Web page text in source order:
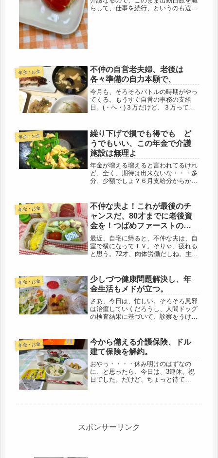
らして、仕事を続行、というのも選択
年金・お金
不仲の自営老夫婦、老後は
各々準備の自力本願で、
今月も、そろそろバトルの時期がやっ
てくる。もうすぐ自営の事務の支給
日。(・へ・)３万だけど、３万って大
る給与であっても、夫から手渡される
唯一のお金なので、必ず頂くつもりに
し...
年金・お金
繰り下げで損でも得でも ど
うでもいい、この年金で介護
施設は無理よ
年金が増える増えると言われてるけれ
ど、全く、期待は出来ないな・・・多
分、少額でしょ？６月支給分からか
成り立たないとのことで、厚生年金か
ら国民年金に財源を移すと言う事。国
民年...
年金・お金
不仲な夫よ！これが最後のチ
ャンスだ、80才までに老後資
金を！つばめファーストの鳥
飼いです。
最近、自宅に帰ると、不仲な夫は、自
室で横になってＴＶ。そりゃ、疲れる
と思う。72才、肉体労働だしね。主
で昼寝でもないと思う。気の毒だけ
ど、今のペースで、入ってきたお金
を、貯...
年金・お金
少しづつ健康問題解決し、年
金生活もメドが立つ。
さあ、今日は、忙しい。そろそろ風邪
は治癒していくだろうし、人間ドッグ
の検査結果に基づいて、診察をうけて
育館に行き、ご母堂を見送った友人に
香典を持参し、そのまま卓球授業は休
み...
年金・お金
今から備える介護保険、ドル
建て保険を解約。
おやっ・・・・休み明けのはずなの
に、と思ったら、今日は、3連休、祝
日でした。だけど、ちょっと待て
スポンサーリンク